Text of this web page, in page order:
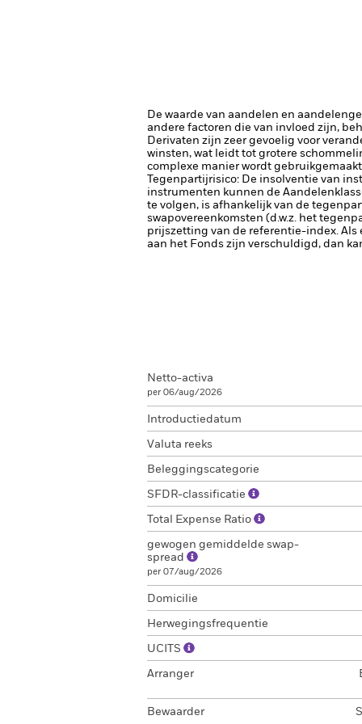
De waarde van aandelen en
andere factoren die van invloed zijn,
Derivaten zijn zeer gevoelig voor
winsten, wat leidt tot grotere
complexe manier wordt
Tegenpartijrisico: De insolventie van
instrumenten kunnen de
te volgen, is afhankelijk van de
swapovereenkomsten (d.w.z. het
prijszetting van de referentie-index. Als
aan het Fonds zijn verschuldigd, dan
Netto-activa
per 06/aug/2026
Introductiedatum
Valuta reeks
Beleggingscategorie
SFDR-classificatie
Total Expense Ratio
gewogen gemiddelde swap-
spread
per 07/aug/2026
Domicilie
Herwegingsfrequentie
UCITS
Arranger
Bewaarder